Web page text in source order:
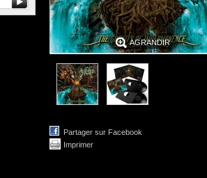
AGRANDIR
Partager sur Facebook
Imprimer